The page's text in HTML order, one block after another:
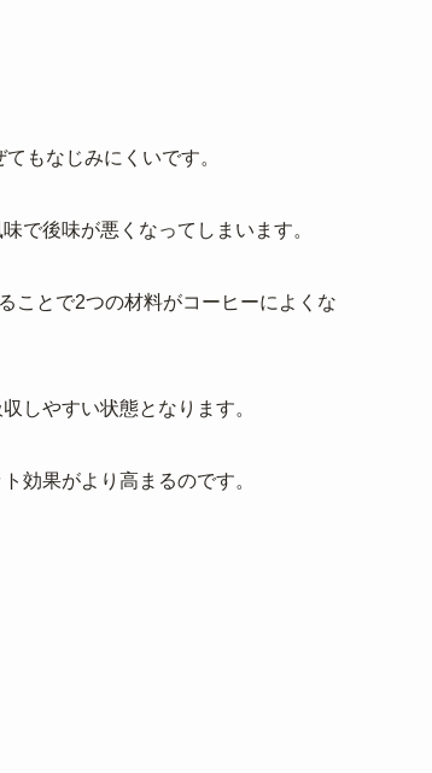
もなじみにくいです。
で後味が悪くなってしまいます。
ことで2つの材料がコーヒーによくな
しやすい状態となります。
効果がより高まるのです。